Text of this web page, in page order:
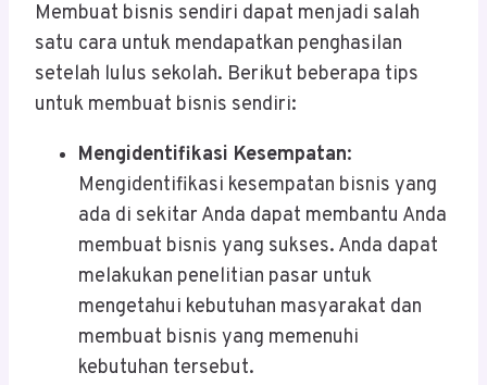
Membuat bisnis sendiri dapat menjadi salah
satu cara untuk mendapatkan penghasilan
setelah lulus sekolah. Berikut beberapa tips
untuk membuat bisnis sendiri:
Mengidentifikasi Kesempatan:
Mengidentifikasi kesempatan bisnis yang
ada di sekitar Anda dapat membantu Anda
membuat bisnis yang sukses. Anda dapat
melakukan penelitian pasar untuk
mengetahui kebutuhan masyarakat dan
membuat bisnis yang memenuhi
kebutuhan tersebut.